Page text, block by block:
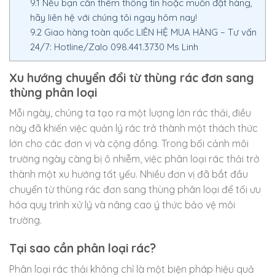
9.1 Nếu bạn cần thêm thông tin hoặc muốn đặt hàng,
hãy liên hệ với chúng tôi ngay hôm nay!
9.2 Giao hàng toàn quốc LIÊN HỆ MUA HÀNG – Tư vấn
24/7: Hotline/Zalo 098.441.3730 Ms Linh
Xu hướng chuyển đổi từ thùng rác đơn sang
thùng phân loại
Mỗi ngày, chúng ta tạo ra một lượng lớn rác thải, điều
này đã khiến việc quản lý rác trở thành một thách thức
lớn cho các đơn vị và cộng đồng. Trong bối cảnh môi
trường ngày càng bị ô nhiễm, việc phân loại rác thải trở
thành một xu hướng tất yếu. Nhiều đơn vị đã bắt đầu
chuyển từ thùng rác đơn sang thùng phân loại để tối ưu
hóa quy trình xử lý và nâng cao ý thức bảo vệ môi
trường.
Tại sao cần phân loại rác?
Phân loại rác thải không chỉ là một biện pháp hiệu quả